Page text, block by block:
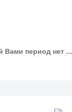
Вами период нет ...